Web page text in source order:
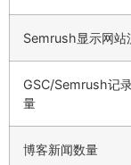
Semrush显示网站
GSC/Semrush记
量
博客新闻数量